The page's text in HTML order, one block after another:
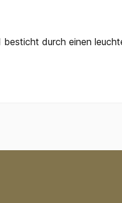
durch einen